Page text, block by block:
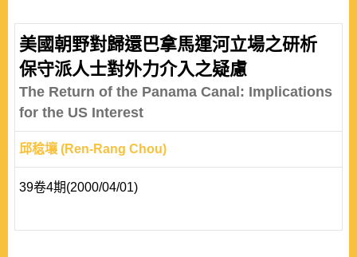
美國朝野對歸還巴拿馬運河立場之研析
保守派人士對外力介入之疑慮
The Return of the Panama Canal: Implications
for the US Interest
邱稔壤 (Ren-Rang Chou)
39卷4期(2000/04/01)